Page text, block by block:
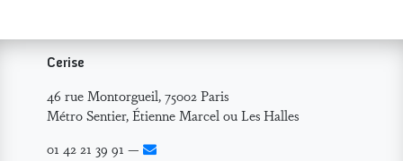
Cerise
46 rue Montorgueil, 75002 Paris
Métro Sentier, Étienne Marcel ou Les Halles
01 42 21 39 91 —